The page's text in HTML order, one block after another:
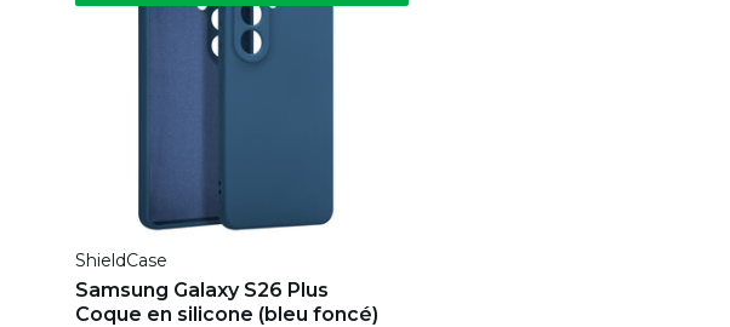
ShieldCase
Samsung Galaxy S26 Plus
Coque en silicone (bleu foncé)